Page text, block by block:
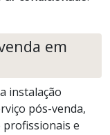
em
instalação
pós-venda,
e